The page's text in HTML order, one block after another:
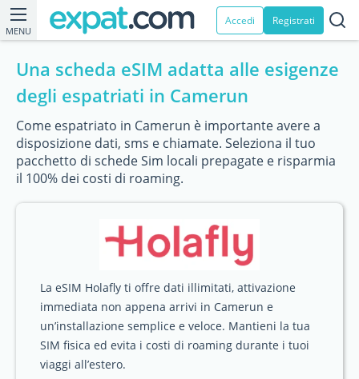
MENU
Accedi Registrati
Una scheda eSIM adatta alle esigenze
degli espatriati in Camerun
Come espatriato in Camerun è importante avere a
disposizione dati, sms e chiamate. Seleziona il tuo
pacchetto di schede Sim locali prepagate e risparmia
il 100% dei costi di roaming.
La eSIM Holafly ti offre dati illimitati, attivazione
immediata non appena arrivi in Camerun e
un’installazione semplice e veloce. Mantieni la tua
SIM fisica ed evita i costi di roaming durante i tuoi
viaggi all’estero.